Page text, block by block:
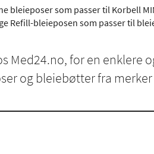
bleieposer som passer til Korbell
Refill-bleieposen som passer til
Med24.no, for en enklere
og bleiebøtter fra